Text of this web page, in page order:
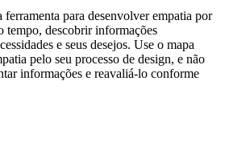
ferramenta para desenvolver empatia por
tempo, descobrir informações
e seus desejos. Use o mapa
pelo seu processo de design, e não
informações e reavaliá-lo conforme